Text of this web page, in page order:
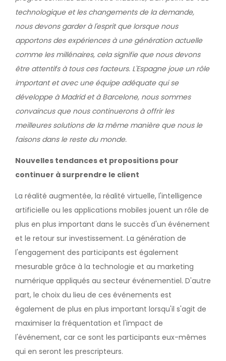
technologique et les changements de la demande,
nous devons garder à l'esprit que lorsque nous
apportons des expériences à une génération actuelle
comme les millénaires, cela signifie que nous devons
être attentifs à tous ces facteurs. L'Espagne joue un rôle
important et avec une équipe adéquate qui se
développe à Madrid et à Barcelone, nous sommes
convaincus que nous continuerons à offrir les
meilleures solutions de la même manière que nous le
faisons dans le reste du monde.
Nouvelles tendances et propositions pour
continuer à surprendre le client
La réalité augmentée, la réalité virtuelle, l'intelligence
artificielle ou les applications mobiles jouent un rôle de
plus en plus important dans le succès d'un événement
et le retour sur investissement. La génération de
l'engagement des participants est également
mesurable grâce à la technologie et au marketing
numérique appliqués au secteur événementiel. D'autre
part, le choix du lieu de ces événements est
également de plus en plus important lorsqu'il s'agit de
maximiser la fréquentation et l'impact de
l'événement, car ce sont les participants eux-mêmes
qui en seront les prescripteurs.